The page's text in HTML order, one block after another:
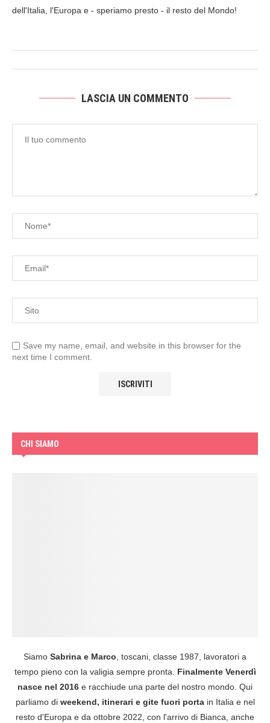
dell'Italia, l'Europa e - speriamo presto - il resto del Mondo!
LASCIA UN COMMENTO
Save my name, email, and website in this browser for the
next time I comment.
CHI SIAMO
Siamo Sabrina e Marco, toscani, classe 1987, lavoratori a
tempo pieno con la valigia sempre pronta. Finalmente Venerdì
nasce nel 2016 e racchiude una parte del nostro mondo. Qui
parliamo di weekend, itinerari e gite fuori portain Italia e nel
resto d'Europa e da ottobre 2022, con l'arrivo di Bianca, anche